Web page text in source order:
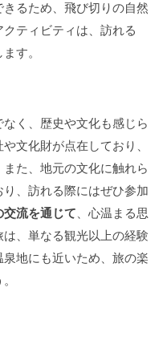
るため、飛び切りの自然
ティビティは、訪れる
す。
なく、歴史や文化も感じら
文化財が点在しており、
た、地元の文化に触れら
、訪れる際にはぜひ参加
流を通じて 、心温まる思
、単なる観光以上の経験
地にも近いため、旅の楽